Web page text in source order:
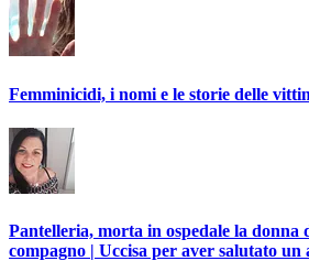
Femminicidi, i nomi e le storie delle
Pantelleria, morta in ospedale la donna
compagno | Uccisa per aver salutato un